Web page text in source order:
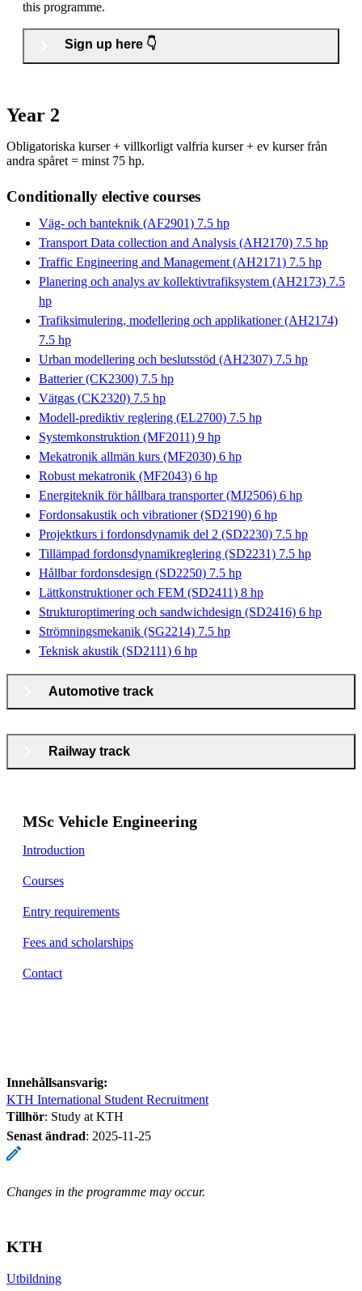
this programme.
Sign up here 👇
Year 2
Obligatoriska kurser + villkorligt valfria kurser + ev kurser från
andra spåret = minst 75 hp.
Conditionally elective courses
Väg- och banteknik (AF2901) 7.5 hp
Transport Data collection and Analysis (AH2170) 7.5 hp
Traffic Engineering and Management (AH2171) 7.5 hp
Planering och analys av kollektivtrafiksystem (AH2173) 7.5
hp
Trafiksimulering, modellering och applikationer (AH2174)
7.5 hp
Urban modellering och beslutsstöd (AH2307) 7.5 hp
Batterier (CK2300) 7.5 hp
Vätgas (CK2320) 7.5 hp
Modell-prediktiv reglering (EL2700) 7.5 hp
Systemkonstruktion (MF2011) 9 hp
Mekatronik allmän kurs (MF2030) 6 hp
Robust mekatronik (MF2043) 6 hp
Energiteknik för hållbara transporter (MJ2506) 6 hp
Fordonsakustik och vibrationer (SD2190) 6 hp
Projektkurs i fordonsdynamik del 2 (SD2230) 7.5 hp
Tillämpad fordonsdynamikreglering (SD2231) 7.5 hp
Hållbar fordonsdesign (SD2250) 7.5 hp
Lättkonstruktioner och FEM (SD2411) 8 hp
Strukturoptimering och sandwichdesign (SD2416) 6 hp
Strömningsmekanik (SG2214) 7.5 hp
Teknisk akustik (SD2111) 6 hp
Automotive track
Railway track
MSc Vehicle Engineering
Introduction
Courses
Entry requirements
Fees and scholarships
Contact
Innehållsansvarig:
KTH International Student Recruitment
Tillhör: Study at KTH
Senast ändrad: 2025-11-25
Changes in the programme may occur.
KTH
Utbildning